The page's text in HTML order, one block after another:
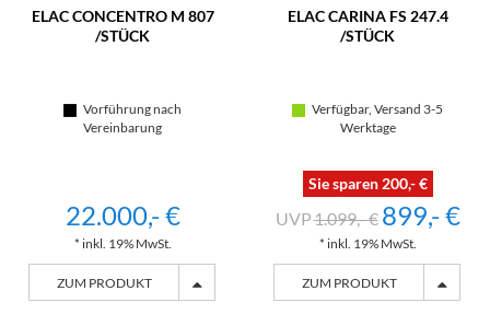
ELAC CONCENTRO M 807
/STÜCK
Vorführung nach
Vereinbarung
22.000,- €
* inkl. 19% MwSt.
ZUM PRODUKT
ELAC CARINA FS 247.4
/STÜCK
Verfügbar, Versand 3-5
Werktage
Sie sparen 200,- €
1.099,- € 899,- €
* inkl. 19% MwSt.
ZUM PRODUKT